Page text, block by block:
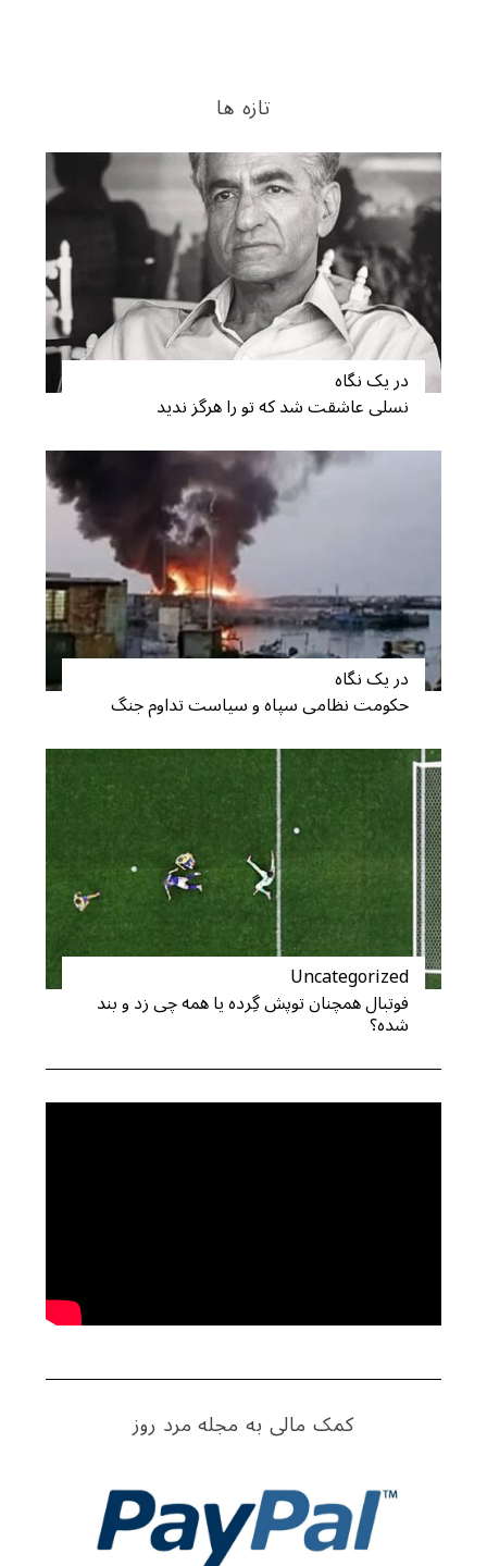
تازه ها
در یک نگاه
نسلی عاشقت شد که تو را هرگز ندید
در یک نگاه
حکومت نظامی سپاه و سیاست تداوم جنگ
Uncategorized
فوتبال همچنان توپش گِرده یا همه چی زد و بند
شده؟
کمک مالی به مجله مرد روز
c
f